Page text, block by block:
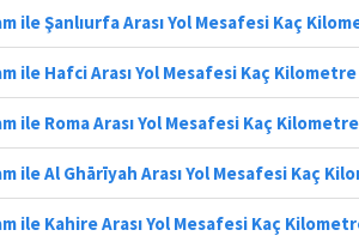
ile Şanlıurfa Arası Yol Mesafesi Kaç
ile Hafci Arası Yol Mesafesi Kaç Kilometre
ile Roma Arası Yol Mesafesi Kaç Kilometre
ile Al Ghārīyah Arası Yol Mesafesi Kaç
ile Kahire Arası Yol Mesafesi Kaç